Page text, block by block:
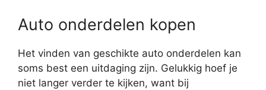
Auto onderdelen kopen
Het vinden van geschikte auto onderdelen kan
soms best een uitdaging zijn. Gelukkig hoef je
niet langer verder te kijken, want bij